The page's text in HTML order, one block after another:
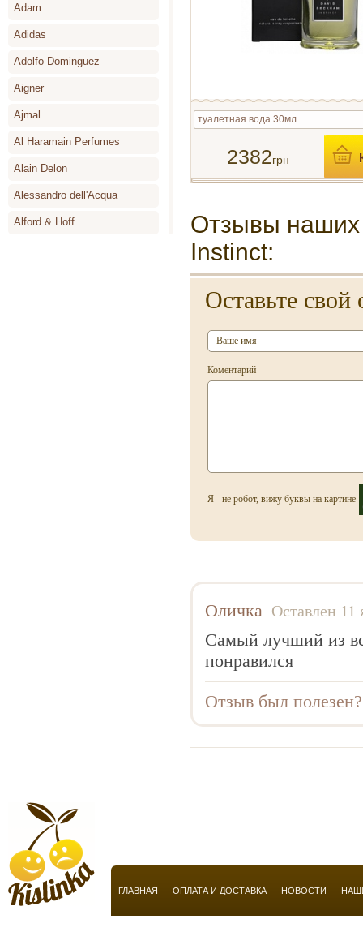
Adam
Adidas
Adolfo Dominguez
Aigner
Ajmal
Al Haramain Perfumes
Alain Delon
Alessandro dell'Acqua
Alford & Hoff
Baldessarini
Baldinini
Balmain
Balossa
туалетная вода 30мл
2382грн
Отзывы наших
Instinct:
Оставьте свой
Коментарий
Я - не робот, вижу буквы на картине
Оличка Оставлен 11
Самый лучший из
понравился
Отзыв был
ГЛАВНАЯ ОПЛАТА И ДОСТАВКА НОВОСТИ